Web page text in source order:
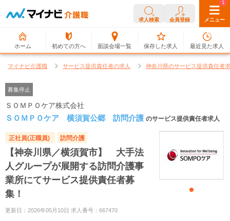
求人検索 会員登録 メニュー
ホーム 初めての方へ 面談会場一覧
0
保存した求人
1
最近見た求人
マイナビ介護職 サービス提供責任者の求人 神奈川県のサービス提供責任者
募集停止
ＳＯＭＰＯケア株式会社
ＳＯＭＰＯケア 横須賀公郷 訪問介護 のサービス提供責任者求人
正社員(正職員) 訪問介護
【神奈川県／横須賀市】 大手法
人グループが展開する訪問介護事
業所にてサービス提供責任者募
集！
更新日：2026年05月10日 求人番号：667470